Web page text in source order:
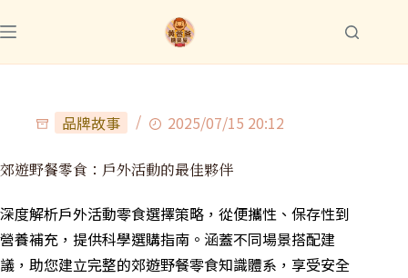
品牌故事 2025/07/15 20:12
郊遊野餐零食：戶外活動的最佳夥伴
深度解析戶外活動零食選擇策略，從便攜性、保存性到
營養補充，提供科學選購指南。涵蓋不同場景搭配建
議，助您建立完整的郊遊野餐零食知識體系，享受安全